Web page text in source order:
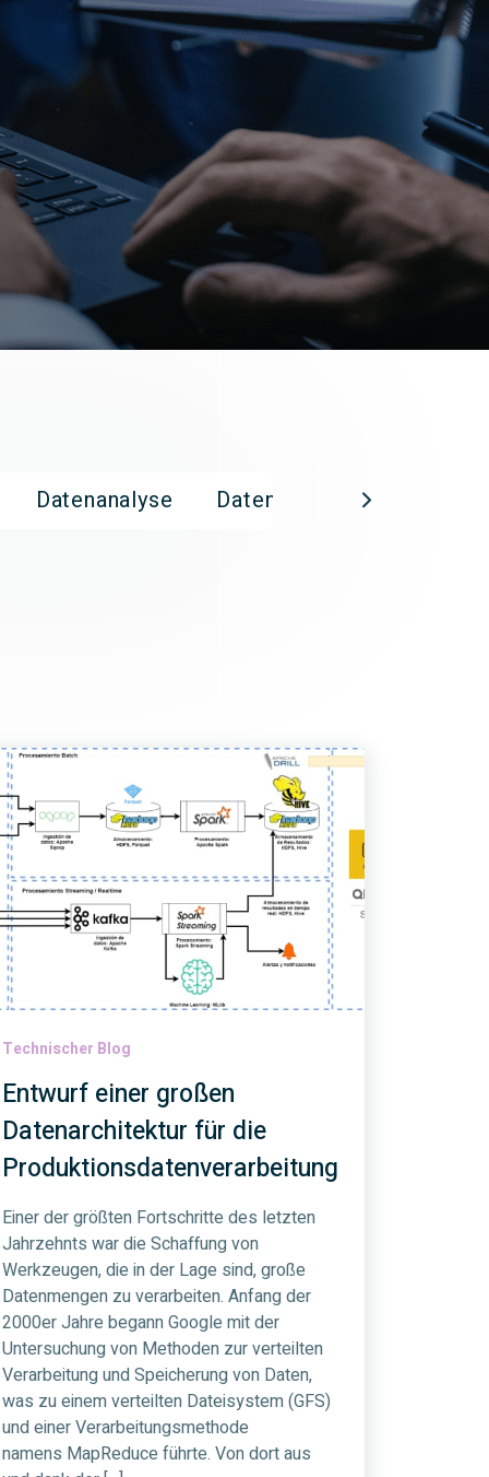
Datenanalyse Datenmanagement
Technischer Blog
Entwurf einer großen
Datenarchitektur für die
Produktionsdatenverarbeitung
Einer der größten Fortschritte des letzten
Jahrzehnts war die Schaffung von
Werkzeugen, die in der Lage sind, große
Datenmengen zu verarbeiten. Anfang der
2000er Jahre begann Google mit der
Untersuchung von Methoden zur verteilten
Verarbeitung und Speicherung von Daten,
was zu einem verteilten Dateisystem (GFS)
und einer Verarbeitungsmethode
namens MapReduce führte. Von dort aus